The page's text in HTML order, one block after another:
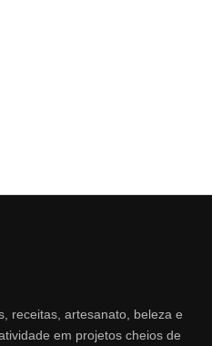
receitas, artesanato, beleza e
em projetos cheios de